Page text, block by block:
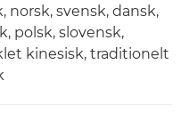
norsk, svensk, dansk,
polsk, slovensk,
kinesisk, traditionelt